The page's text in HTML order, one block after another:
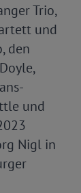
Trio,
und
den
und
Nigl in